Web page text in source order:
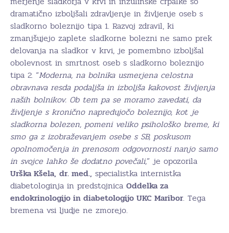
dramatično izboljšali zdravljenje in življenje oseb s
sladkorno boleznijo tipa 1. Razvoj zdravil, ki
zmanjšujejo zaplete sladkorne bolezni ne samo prek
delovanja na sladkor v krvi, je pomembno izboljšal
obolevnost in smrtnost oseb s sladkorno boleznijo
tipa 2. “Moderna, na bolnika usmerjena celostna
obravnava resda podaljša in izboljša kakovost življenja
naših bolnikov. Ob tem pa se moramo zavedati, da
življenje s kronično napredujočo boleznijo, kot je
sladkorna bolezen, pomeni veliko psihološko breme, ki
smo ga z izobraževanjem osebe s SB, poskusom
opolnomočenja in prenosom odgovornosti nanjo samo
in svojce lahko še dodatno povečali,” je opozorila
Urška Kšela, dr. med., specialistka internistka
diabetologinja in predstojnica Oddelka za
endokrinologijo in diabetologijo UKC Maribor. Tega
bremena vsi ljudje ne zmorejo.